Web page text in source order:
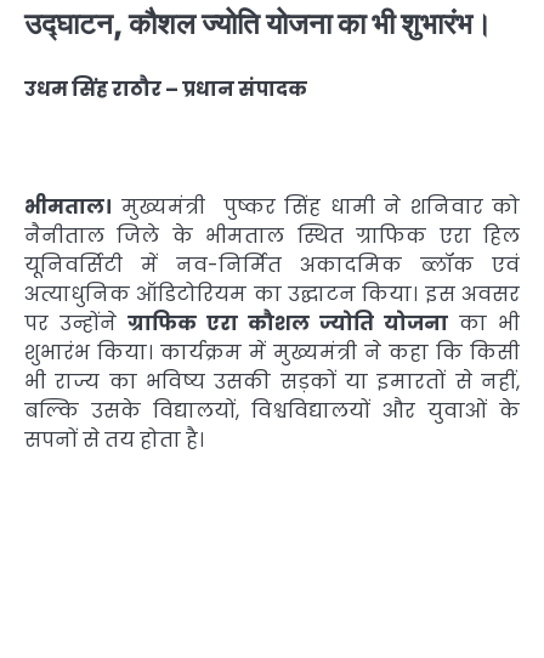
उद्घाटन, कौशल ज्योति योजना का भी शुभारंभ।
उधम सिंह राठौर – प्रधान संपादक
भीमताल। मुख्यमंत्री पुष्कर सिंह धामी ने शनिवार को
नैनीताल जिले के भीमताल स्थित ग्राफिक एरा हिल
यूनिवर्सिटी में नव-निर्मित अकादमिक ब्लॉक एवं
अत्याधुनिक ऑडिटोरियम का उद्घाटन किया। इस अवसर
पर उन्होंने ग्राफिक एरा कौशल ज्योति योजना का भी
शुभारंभ किया। कार्यक्रम में मुख्यमंत्री ने कहा कि किसी
भी राज्य का भविष्य उसकी सड़कों या इमारतों से नहीं,
बल्कि उसके विद्यालयों, विश्वविद्यालयों और युवाओं के
सपनों से तय होता है।